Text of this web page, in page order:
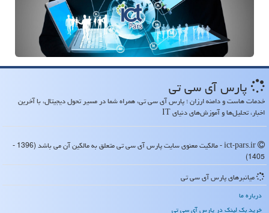
پارس آی سی تی
خدمات هاست و دامنه ارزان ؛ پارس آی سی تی، همراه شما در مسیر تحول دیجیتال، با آخرین
اخبار، تحلیل‌ها و آموزش‌های دنیای IT
ict-pars.ir - مالکیت معنوی سایت پارس آی سی تی متعلق به مالکین آن می باشد (1396 -
1405)
میانبرهای پارس آی سی تی
درباره ما
خرید بک لینک در پارس آی سی تی